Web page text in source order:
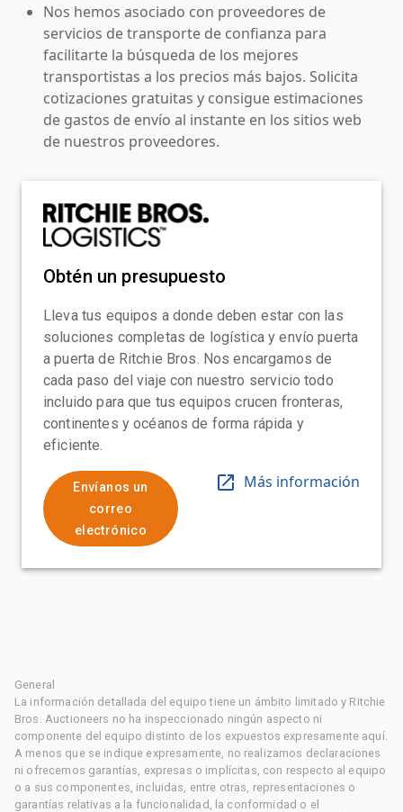
Nos hemos asociado con proveedores de
servicios de transporte de confianza para
facilitarte la búsqueda de los mejores
transportistas a los precios más bajos. Solicita
cotizaciones gratuitas y consigue estimaciones
de gastos de envío al instante en los sitios web
de nuestros proveedores.
Obtén un presupuesto
Lleva tus equipos a donde deben estar con las
soluciones completas de logística y envío puerta
a puerta de Ritchie Bros. Nos encargamos de
cada paso del viaje con nuestro servicio todo
incluido para que tus equipos crucen fronteras,
continentes y océanos de forma rápida y
eficiente.
Envíanos un
correo
electrónico
Más información
General
La información detallada del equipo tiene un ámbito limitado y Ritchie
Bros. Auctioneers no ha inspeccionado ningún aspecto ni
componente del equipo distinto de los expuestos expresamente aquí.
A menos que se indique expresamente, no realizamos declaraciones
ni ofrecemos garantías, expresas o implícitas, con respecto al equipo
o a sus componentes, incluidas, entre otras, representaciones o
garantías relativas a la funcionalidad, la conformidad o el